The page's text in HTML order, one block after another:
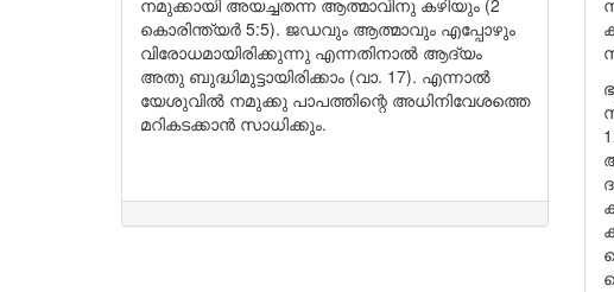
നമുക്കായി അയച്ചതന്ന ആത്മാവിനു കഴിയും (2
കൊരിന്ത്യർ 5:5). ജഡവും ആത്മാവും എപ്പോഴും
വിരോധമായിരിക്കുന്നു എന്നതിനാൽ ആദ്യം
അതു ബുദ്ധിമുട്ടായിരിക്കാം (വാ. 17). എന്നാൽ
യേശുവിൽ നമുക്കു പാപത്തിന്റെ അധിനിവേശത്തെ
മറികടക്കാൻ സാധിക്കും.